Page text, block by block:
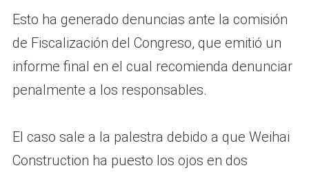
Esto ha generado denuncias ante la comisión
de Fiscalización del Congreso, que emitió un
informe final en el cual recomienda denunciar
penalmente a los responsables.
El caso sale a la palestra debido a que Weihai
Construction ha puesto los ojos en dos